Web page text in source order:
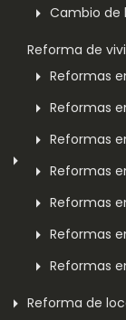
Cambio de
Reforma de
Reformas
Reformas
Reformas
Reformas
Reformas
Reformas
Reformas
Reforma de